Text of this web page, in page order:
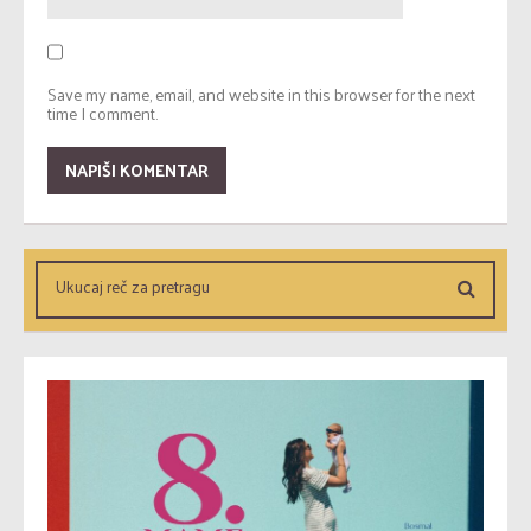
Save my name, email, and website in this browser for the next
time I comment.